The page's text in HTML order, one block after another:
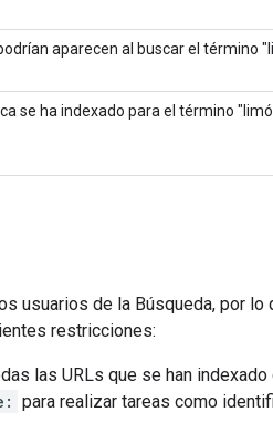
aparecen al buscar el término
se ha indexado para el término
usuarios de la Búsqueda, por
restricciones:
las URLs que se han
para realizar tareas como